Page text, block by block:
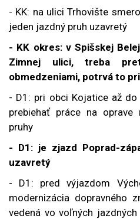
- KK: na ulici Trhovište
jeden jazdný pruh uzavretý
- KK okres: v Spišskej
Zimnej ulici, treba
obmedzeniami, potrvá to
- D1: pri obci Kojatice až
prebiehať práce na
pruhy
- D1: je zjazd Poprad-
uzavretý
- D1: pred výjazdom
modernizácia dopravného
vedená vo voľných